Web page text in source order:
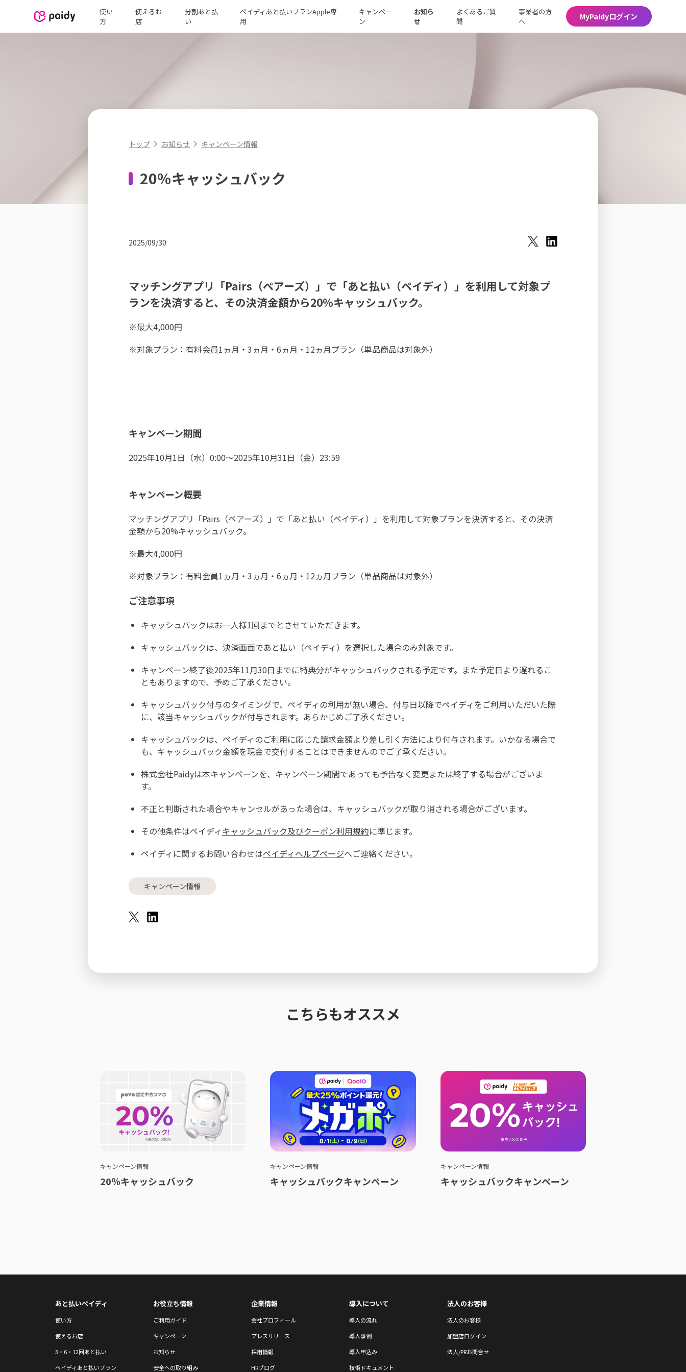
使い
方
使えるお
店
分割あと払
い
ペイディあと払いプランApple専
用
キャンペー
ン
お知ら
せ
よくあるご質
問
事業者の方
へ
MyPaidyログイン
トップ お知らせ キャンペーン情報
20％キャッシュバック
2025/09/30
マッチングアプリ「Pairs（ペアーズ）」で「あと払い（ペイディ）」を利用して対象プ
ランを決済すると、その決済金額から20%キャッシュバック。
※最大4,000円
※対象プラン：有料会員1ヵ月・3ヵ月・6ヵ月・12ヵ月プラン（単品商品は対象外）
キャンペーン期間
2025年10月1日（水）0:00〜2025年10月31日（金）23:59
キャンペーン概要
マッチングアプリ「Pairs（ペアーズ）」で「あと払い（ペイディ）」を利用して対象プランを決済すると、その決済
金額から20%キャッシュバック。
※最大4,000円
※対象プラン：有料会員1ヵ月・3ヵ月・6ヵ月・12ヵ月プラン（単品商品は対象外）
ご注意事項
キャッシュバックはお一人様1回までとさせていただきます。
キャッシュバックは、決済画面であと払い（ペイディ）を選択した場合のみ対象です。
キャンペーン終了後2025年11月30日までに特典分がキャッシュバックされる予定です。また予定日より遅れるこ
ともありますので、予めご了承ください。
キャッシュバック付与のタイミングで、ペイディの利用が無い場合、付与日以降でペイディをご利用いただいた際
に、該当キャッシュバックが付与されます。あらかじめご了承ください。
キャッシュバックは、ペイディのご利用に応じた請求金額より差し引く方法により付与されます。いかなる場合で
も、キャッシュバック金額を現金で交付することはできませんのでご了承ください。
株式会社Paidyは本キャンペーンを、キャンペーン期間であっても予告なく変更または終了する場合がございま
す。
不正と判断された場合やキャンセルがあった場合は、キャッシュバックが取り消される場合がございます。
その他条件はペイディキャッシュバック及びクーポン利用規約に準じます。
ペイディに関するお問い合わせはペイディヘルプページへご連絡ください。
キャンペーン情報
こちらもオススメ
キャンペーン情報
20％キャッシュバック
キャンペーン情報
キャッシュバックキャンペーン
キャンペーン情報
キャッシュバックキャンペーン
あと払いペイディ
使い方
使えるお店
3・6・12回あと払い
ペイディあと払いプラン
お役立ち情報
ご利用ガイド
キャンペーン
お知らせ
安全への取り組み
企業情報
会社プロフィール
プレスリリース
採用情報
HRブログ
導入について
導入の流れ
導入事例
導入申込み
技術ドキュメント
法人のお客様
法人のお客様
加盟店ログイン
法人/PRお問合せ